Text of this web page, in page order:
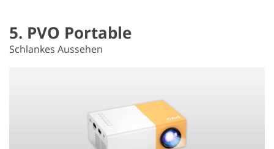
5. PVO Portable
Schlankes Aussehen